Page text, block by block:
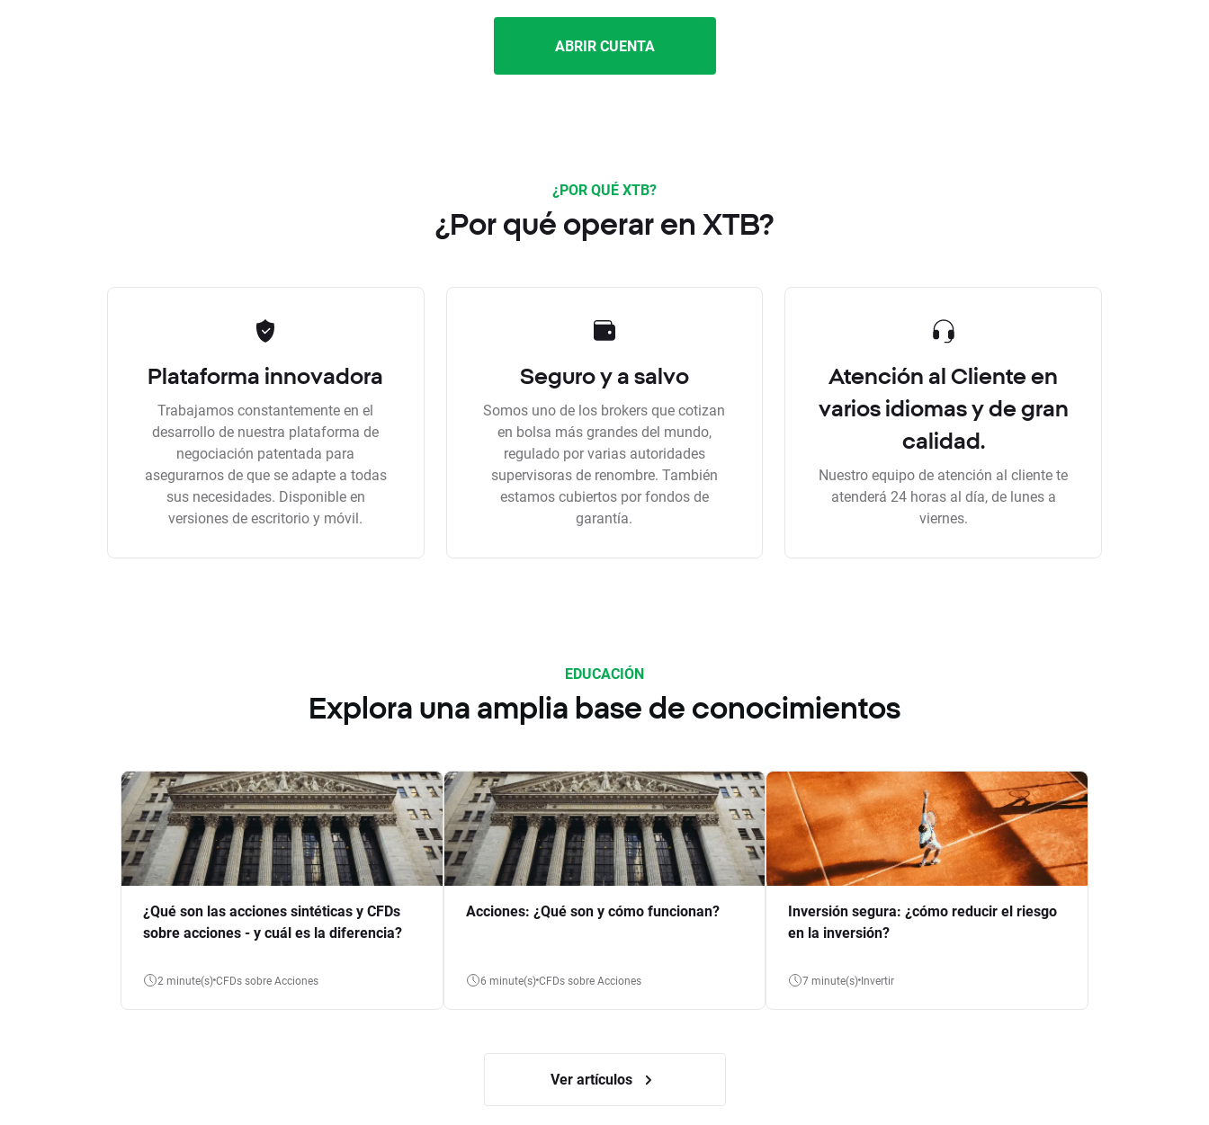
ABRIR CUENTA
¿POR QUÉ XTB?
¿Por qué operar en XTB?
Plataforma innovadora
Trabajamos constantemente en el
desarrollo de nuestra plataforma de
negociación patentada para
asegurarnos de que se adapte a todas
sus necesidades. Disponible en
versiones de escritorio y móvil.
Seguro y a salvo
Somos uno de los brokers que cotizan
en bolsa más grandes del mundo,
regulado por varias autoridades
supervisoras de renombre. También
estamos cubiertos por fondos de
garantía.
Atención al Cliente en
varios idiomas y de gran
calidad.
Nuestro equipo de atención al cliente te
atenderá 24 horas al día, de lunes a
viernes.
EDUCACIÓN
Explora una amplia base de conocimientos
¿Qué son las acciones sintéticas y CFDs
sobre acciones - y cuál es la diferencia?
2 minute(s) CFDs sobre Acciones
Acciones: ¿Qué son y cómo funcionan?
6 minute(s) CFDs sobre Acciones
Inversión segura: ¿cómo reducir el riesgo
en la inversión?
7 minute(s) Invertir
Ver artículos